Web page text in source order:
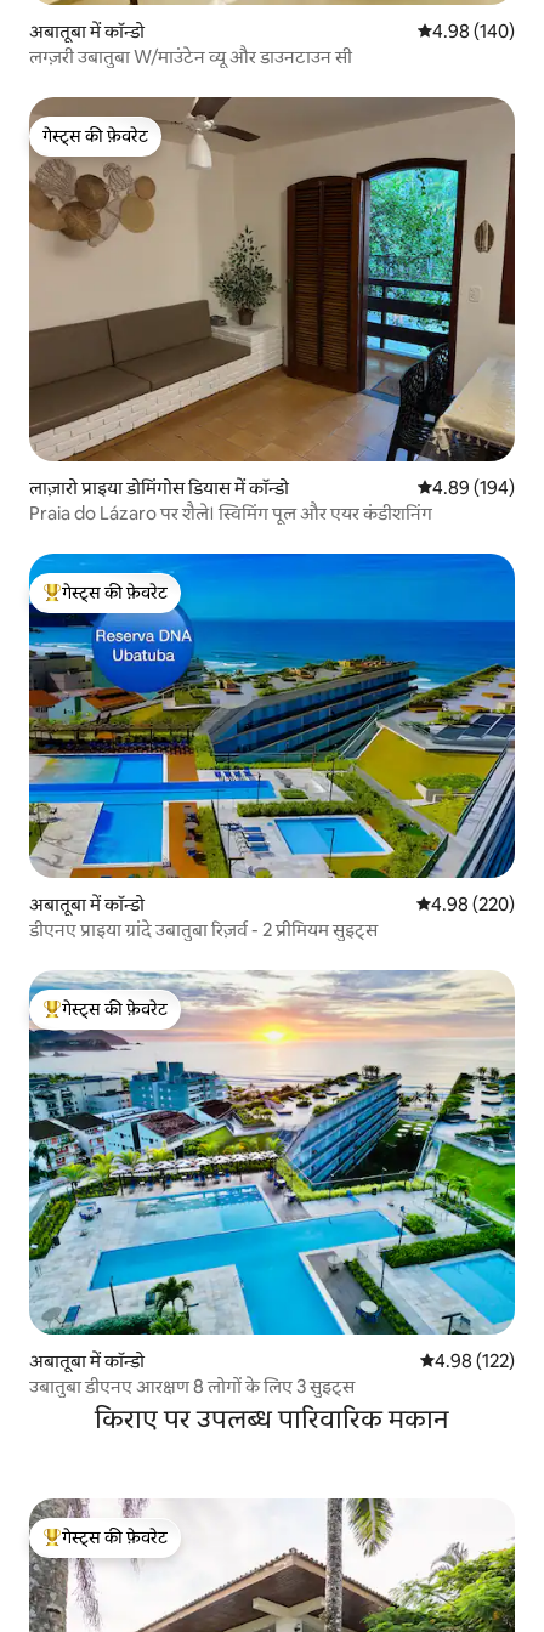
अबातूबा में कॉन्डो औसत रेटिंग 5 में से
4.98 (140)
लग्ज़री उबातुबा W/माउंटेन व्यू और डाउनटाउन सी
गेस्ट्स की फ़ेवरेट
गेस्ट्स की फ़ेवरेट
लाज़ारो प्राइया डोमिंगोस डियास में कॉन्डो औसत रेटिंग 5 में से
4.89 (194)
Praia do Lázaro पर शैले। स्विमिंग पूल और एयर कंडीशनिंग
गेस्ट्स का टॉप फ़ेवरेट
गेस्ट्स की फ़ेवरेट
अबातूबा में कॉन्डो औसत रेटिंग 5 में से
4.98 (220)
डीएनए प्राइया ग्रांदे उबातुबा रिज़र्व - 2 प्रीमियम सुइट्स
गेस्ट्स का टॉप फ़ेवरेट
गेस्ट्स की फ़ेवरेट
अबातूबा में कॉन्डो औसत रेटिंग 5 में से
4.98 (122)
उबातुबा डीएनए आरक्षण 8 लोगों के लिए 3 सुइट्स
किराए पर उपलब्ध पारिवारिक मकान
गेस्ट्स का टॉप फ़ेवरेट
गेस्ट्स की फ़ेवरेट